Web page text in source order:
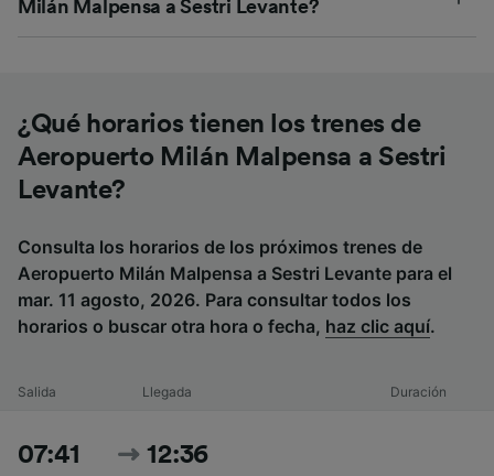
Milán Malpensa a Sestri Levante?
¿Qué horarios tienen los trenes de
Aeropuerto Milán Malpensa a Sestri
Levante?
Consulta los horarios de los próximos trenes de
Aeropuerto Milán Malpensa a Sestri Levante para el
mar. 11 agosto, 2026. Para consultar todos los
horarios o buscar otra hora o fecha, haz clic aquí.
Salida Llegada Duración
07:41 12:36